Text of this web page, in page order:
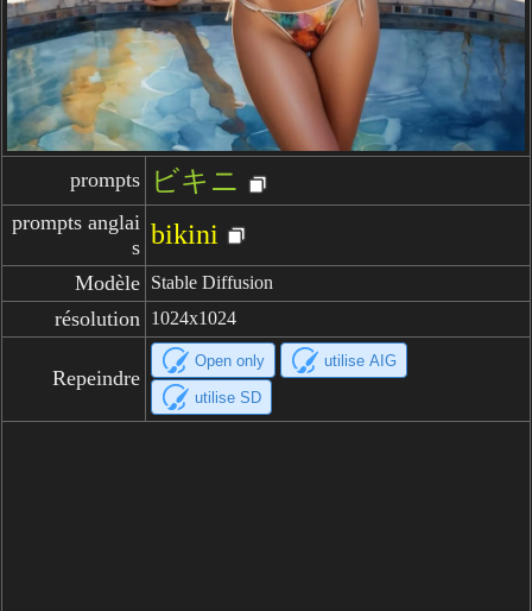
prompts ビキニ
prompts anglai
s bikini
Modèle Stable Diffusion
résolution 1024x1024
Repeindre
Open only utilise AIG
utilise SD